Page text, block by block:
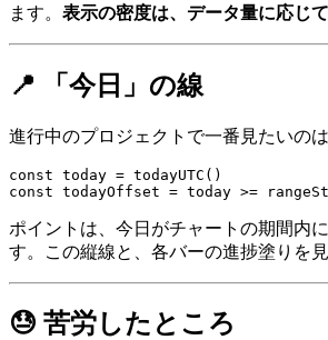
ます。 表示の密度は、データ量に応じ
📍 「今日」の線
進行中のプロジェクトで一番見たいの
const today = todayUTC()
ポイントは、今日がチャートの期間内
す。この縦線と、各バーの進捗塗りを
😓 苦労したところ